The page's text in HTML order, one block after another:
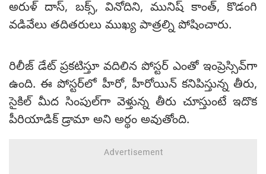
అరుళ్ దాస్, బక్స్, వినోదిని, మునిష్ కాంత్, కొడంగి
వడివేలు తదితరులు ముఖ్య పాత్రల్ని పోషించారు.
రిలీజ్ డేట్ ప్రకటిస్తూ వదిలిన పోస్టర్ ఎంతో ఇంప్రెస్సివ్‌గా
ఉంది. ఈ పోస్టర్‌లో హీరో, హీరోయిన్ కనిపిస్తున్న తీరు,
సైకిల్‌ మీద సింపుల్‌గా వెళ్తున్న తీరు చూస్తుంటే ఇదొక
పీరియాడిక్ డ్రామా అని అర్థం అవుతోంది.